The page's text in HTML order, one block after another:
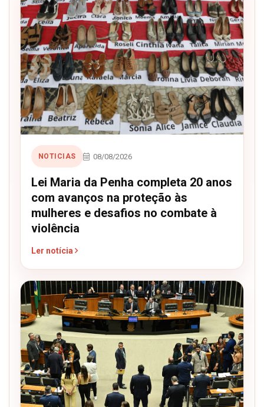
NOTICIAS 08/08/2026
Lei Maria da Penha completa 20 anos
com avanços na proteção às
mulheres e desafios no combate à
violência
Ler notícia